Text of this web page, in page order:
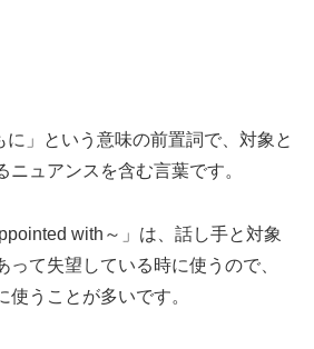
に」という意味の前置詞で、対象と
ュアンスを含む言葉です。
with～」は、話し手と対象
って失望している時に使うので、
使うことが多いです。